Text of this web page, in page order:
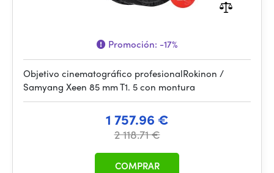
Promoción: -17%
Objetivo cinematográfico profesionalRokinon /
Samyang Xeen 85 mm T1. 5 con montura
1 757.96 €
2 118.71 €
COMPRAR